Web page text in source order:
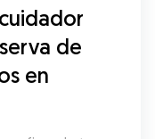
de
en